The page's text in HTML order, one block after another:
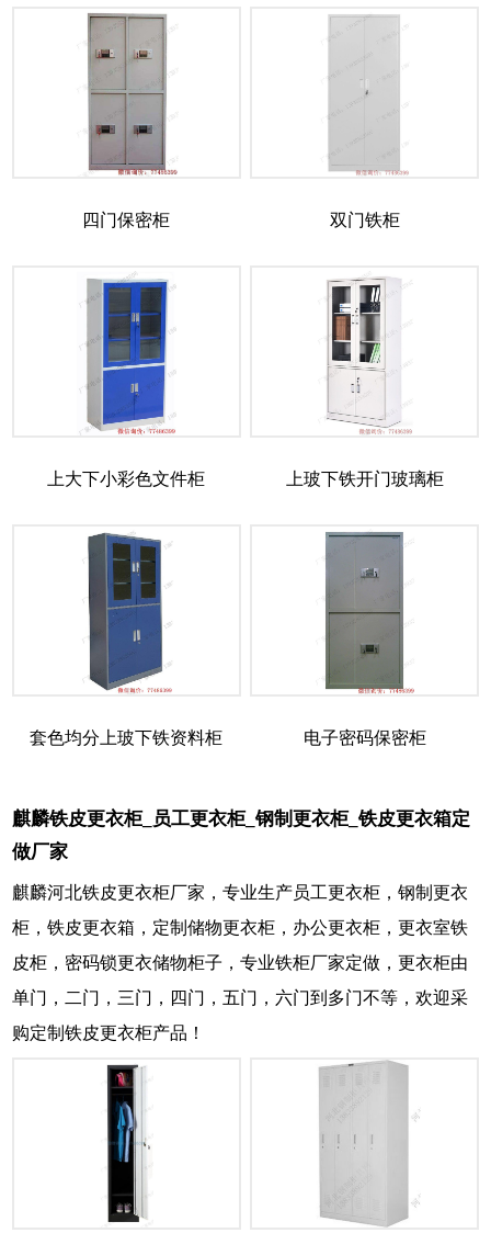
四门保密柜 双门铁柜
上大下小彩色文件柜 上玻下铁开门玻璃柜
套色均分上玻下铁资料柜 电子密码保密柜
麒麟铁皮更衣柜_员工更衣柜_钢制更衣柜_铁皮更衣箱定
做厂家
麒麟河北铁皮更衣柜厂家，专业生产员工更衣柜，钢制更衣
柜，铁皮更衣箱，定制储物更衣柜，办公更衣柜，更衣室铁
皮柜，密码锁更衣储物柜子，专业铁柜厂家定做，更衣柜由
单门，二门，三门，四门，五门，六门到多门不等，欢迎采
购定制铁皮更衣柜产品！